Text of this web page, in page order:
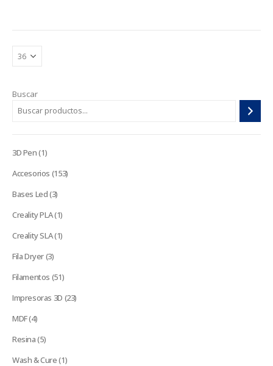
Buscar
3D Pen 11
Accesorios 153153
Bases Led 33
Creality PLA 11
Creality SLA 11
Fila Dryer 33
Filamentos 5151
Impresoras 3D 2323
MDF 44
Resina 55
Wash & Cure 11